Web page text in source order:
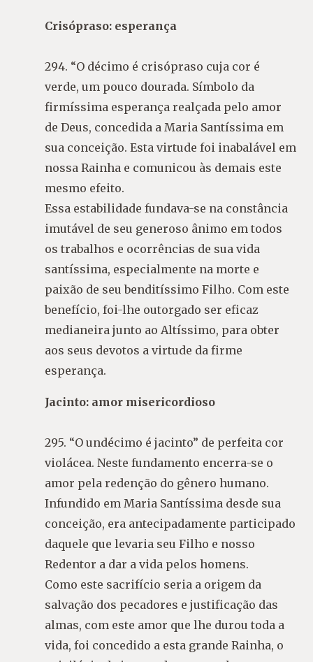
Crisópraso: esperança
294. “O décimo é crisópraso cuja cor é
verde, um pouco dourada. Símbolo da
firmíssima esperança realçada pelo amor
de Deus, concedida a Maria Santíssima em
sua conceição. Esta virtude foi inabalável em
nossa Rainha e comunicou às demais este
mesmo efeito.
Essa estabilidade fundava-se na constância
imutável de seu generoso ânimo em todos
os trabalhos e ocorrências de sua vida
santíssima, especialmente na morte e
paixão de seu benditíssimo Filho. Com este
benefício, foi-lhe outorgado ser eficaz
medianeira junto ao Altíssimo, para obter
aos seus devotos a virtude da firme
esperança.
Jacinto: amor misericordioso
295. “O undécimo é jacinto” de perfeita cor
violácea. Neste fundamento encerra-se o
amor pela redenção do gênero humano.
Infundido em Maria Santíssima desde sua
conceição, era antecipadamente participado
daquele que levaria seu Filho e nosso
Redentor a dar a vida pelos homens.
Como este sacrifício seria a origem da
salvação dos pecadores e justificação das
almas, com este amor que lhe durou toda a
vida, foi concedido a esta grande Rainha, o